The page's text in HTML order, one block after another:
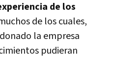
de los
de los cuales,
la empresa
pudieran